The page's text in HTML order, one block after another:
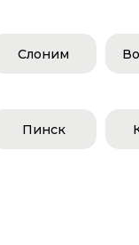
Слоним
Пинск